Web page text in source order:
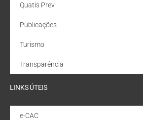
Quatis Prev
Publicações
Turismo
Transparência
LINKS ÚTEIS
e-CAC